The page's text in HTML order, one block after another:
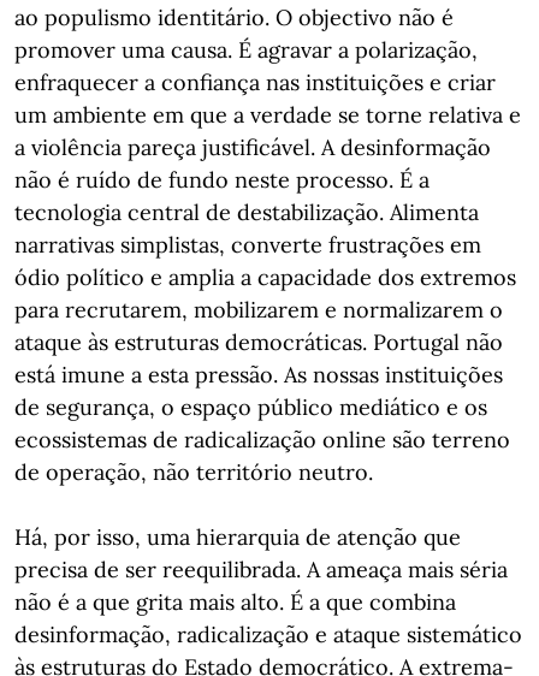
ao populismo identitário. O objectivo não é
promover uma causa. É agravar a polarização,
enfraquecer a confiança nas instituições e criar
um ambiente em que a verdade se torne relativa e
a violência pareça justificável. A desinformação
não é ruído de fundo neste processo. É a
tecnologia central de destabilização. Alimenta
narrativas simplistas, converte frustrações em
ódio político e amplia a capacidade dos extremos
para recrutarem, mobilizarem e normalizarem o
ataque às estruturas democráticas. Portugal não
está imune a esta pressão. As nossas instituições
de segurança, o espaço público mediático e os
ecossistemas de radicalização online são terreno
de operação, não território neutro.
Há, por isso, uma hierarquia de atenção que
precisa de ser reequilibrada. A ameaça mais séria
não é a que grita mais alto. É a que combina
desinformação, radicalização e ataque sistemático
às estruturas do Estado democrático. A extrema-